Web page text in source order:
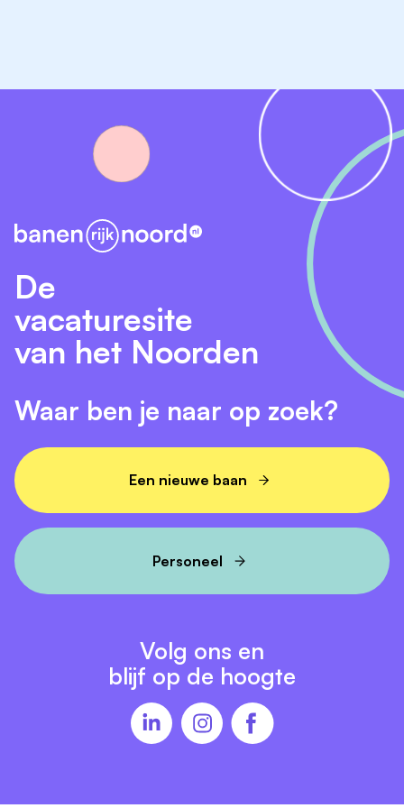
De
vacaturesite
van het Noorden
Waar ben je naar op zoek?
Een nieuwe baan
Personeel
Volg ons en
blijf op de hoogte